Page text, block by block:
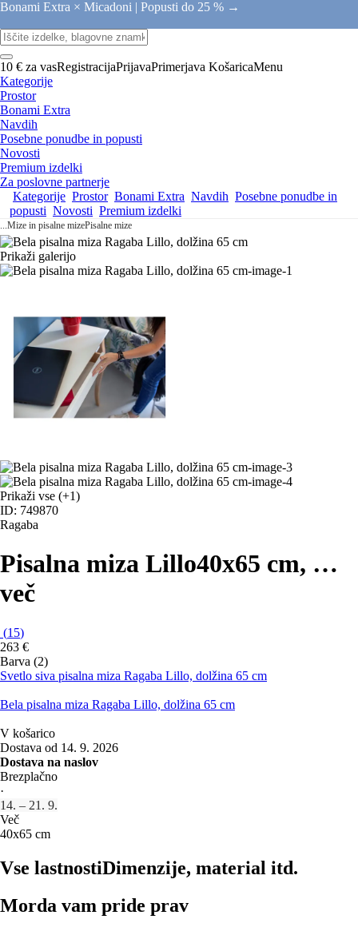
Bonami Extra × Micadoni | Popusti do 25 % →
10 € za vasRegistracijaPrijavaPrimerjava KošaricaMenu
Kategorije
Prostor
Bonami Extra
Navdih
Posebne ponudbe in popusti
Novosti
Premium izdelki
Za poslovne partnerje
Kategorije Prostor Bonami Extra Navdih Posebne ponudbe in
popusti Novosti Premium izdelki
...Mize in pisalne mizePisalne mize
Prikaži galerijo
Prikaži vse (+1)
ID: 749870
Ragaba
Pisalna miza Lillo40x65 cm, …
več
(15)
263 €
Barva (2)
Svetlo siva pisalna miza Ragaba Lillo, dolžina 65 cm
Bela pisalna miza Ragaba Lillo, dolžina 65 cm
V košarico
Dostava od 14. 9. 2026
Dostava na naslov
Brezplačno
·
14. – 21. 9.
Več
40x65 cm
Vse lastnostiDimenzije, material itd.
Morda vam pride prav